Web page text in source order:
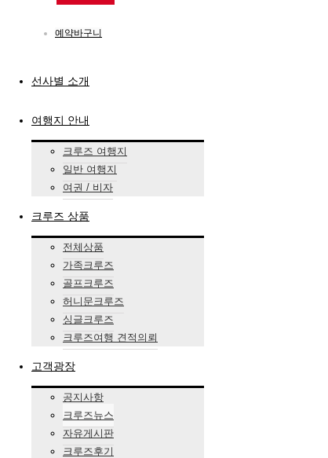
예약바구니
선사별 소개
여행지 안내
크루즈 여행지
일반 여행지
여권 / 비자
크루즈 상품
전체상품
가족크루즈
골프크루즈
허니문크루즈
싱글크루즈
크루즈여행 견적의뢰
고객광장
공지사항
크루즈뉴스
자유게시판
크루즈후기